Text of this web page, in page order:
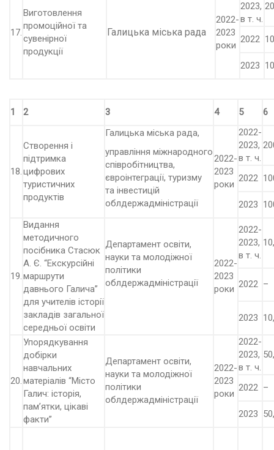
17.
Виготовлення
промоційної та
сувенірної
продукції
Галицька міська рада
2022-
2023
роки
2023,
в т. ч.
2022
2023
1 2 3 4 5 6
18.
Створення і
підтримка
цифрових
туристичних
продуктів
Галицька міська рада,
управління міжнародного
співробітництва,
євроінтеграції, туризму
та інвестицій
облдержадміністрації
2022-
2023
роки
2022-
2023,
в т. ч.
2022
2023
19.
Видання
методичного
посібника Стасюк
А. Є. “Екскурсійні
маршрути
давнього Галича”
для учителів історії
закладів загальної
середньої освіти
Департамент освіти,
науки та молодіжної
політики
облдержадміністрації
2022-
2023
роки
2022-
2023,
в т. ч.
2022 –
2023
20.
Упорядкування
добірки
навчальних
матеріалів “Місто
Галич: історія,
пам’ятки, цікаві
факти”
Департамент освіти,
науки та молодіжної
політики
облдержадміністрації
2022-
2023
роки
2022-
2023,
в т. ч.
2022 –
2023